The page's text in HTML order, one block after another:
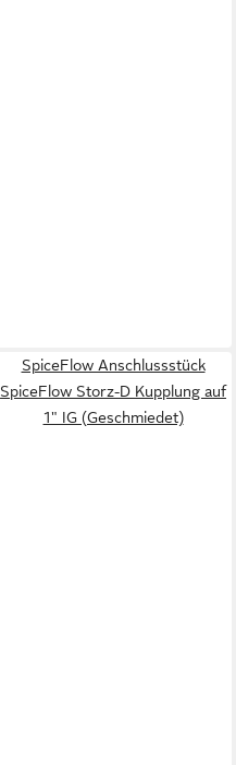
SpiceFlow Anschlussstück
SpiceFlow Storz-D Kupplung auf
1" IG (Geschmiedet)